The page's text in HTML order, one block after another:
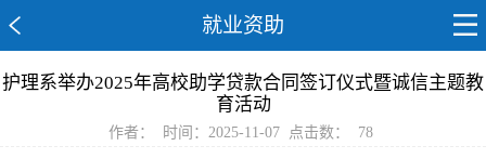
就业资助
护理系举办2025年高校助学贷款合同签订仪式暨诚信主题教
育活动
作者： 时间：2025-11-07 点击数： 78